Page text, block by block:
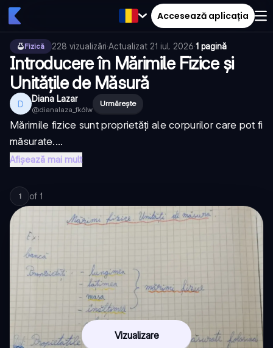
Accesează aplicația
Fizică 228 vizualizări·Actualizat 21 iul. 2026·1 pagină
Introducere în Mărimile Fizice și
Unitățile de Măsură
D Diana Lazar
@dianalaza_fk6lw
Urmărește
Mărimile fizice sunt proprietăți ale corpurilor care pot fi
măsurate....
Afișează mai mult
1 of 1
Vizualizare